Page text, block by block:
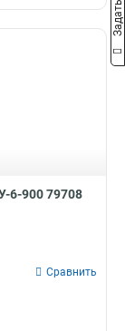
6-900 79708
Сравнить